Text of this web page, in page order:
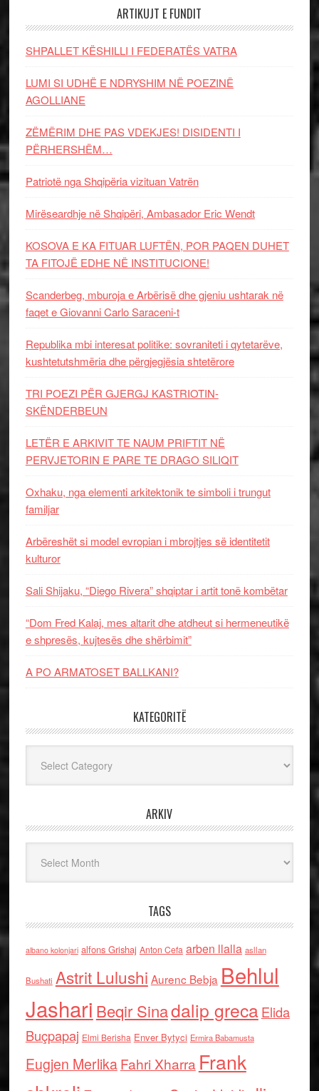
ARTIKUJT E FUNDIT
SHPALLET KËSHILLI I FEDERATËS VATRA
LUMI SI UDHË E NDRYSHIM NË POEZINË
AGOLLIANE
ZËMËRIM DHE PAS VDEKJES! DISIDENTI I
PËRHERSHËM…
Patriotë nga Shqipëria vizituan Vatrën
Mirëseardhje në Shqipëri, Ambasador Eric Wendt
KOSOVA E KA FITUAR LUFTËN, POR PAQEN DUHET
TA FITOJË EDHE NË INSTITUCIONE!
Scanderbeg, mburoja e Arbërisë dhe gjeniu ushtarak në
faqet e Giovanni Carlo Saraceni-t
Republika mbi interesat politike: sovraniteti i qytetarëve,
kushtetutshmëria dhe përgjegjësia shtetërore
TRI POEZI PËR GJERGJ KASTRIOTIN-
SKËNDERBEUN
LETËR E ARKIVIT TE NAUM PRIFTIT NË
PERVJETORIN E PARE TE DRAGO SILIQIT
Oxhaku, nga elementi arkitektonik te simboli i trungut
familjar
Arbëreshët si model evropian i mbrojtjes së identitetit
kulturor
Sali Shijaku, “Diego Rivera” shqiptar i artit tonë kombëtar
“Dom Fred Kalaj, mes altarit dhe atdheut si hermeneutikë
e shpresës, kujtesës dhe shërbimit”
A PO ARMATOSET BALLKANI?
KATEGORITË
ARKIV
TAGS
albano kolonjari alfons Grishaj Anton Cefa arben llalla asllan
Bushati Astrit Lulushi Aurenc Bebja Behlul
Jashari Beqir Sinadalip grecaElida
Buçpapaj Elmi Berisha Enver Bytyci Ermira Babamusta
Eugjen MerlikaFahri Xharra Frank